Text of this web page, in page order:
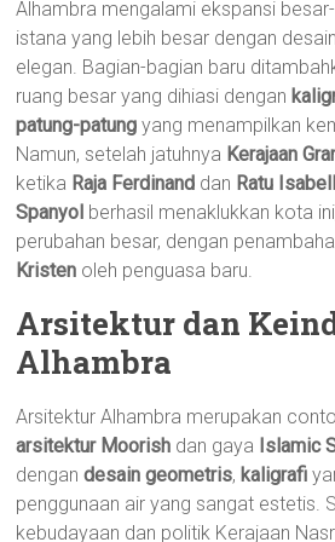
Alhambra mengalami ekspansi
istana yang lebih besar dengan
elegan. Bagian-bagian baru
ruang besar yang dihiasi dengan
patung-patung yang menampilkan
Namun, setelah jatuhnya Kerajaan
ketika Raja Ferdinand dan Ratu
Spanyol berhasil menaklukkan kota
perubahan besar, dengan
Kristen oleh penguasa baru.
Arsitektur dan
Alhambra
Arsitektur Alhambra merupakan
arsitektur Moorish dan gaya Islamic
dengandesain geometris, kaligrafi
penggunaan air yang sangat estetis.
kebudayaan dan politik Kerajaan